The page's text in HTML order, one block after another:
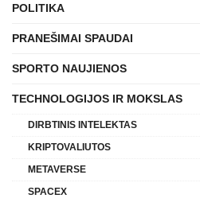
POLITIKA
PRANEŠIMAI SPAUDAI
SPORTO NAUJIENOS
TECHNOLOGIJOS IR MOKSLAS
DIRBTINIS INTELEKTAS
KRIPTOVALIUTOS
METAVERSE
SPACEX